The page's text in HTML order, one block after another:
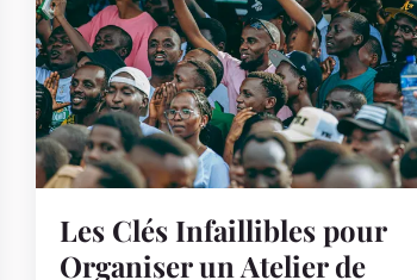
Les Clés Infaillibles pour
Organiser un Atelier de